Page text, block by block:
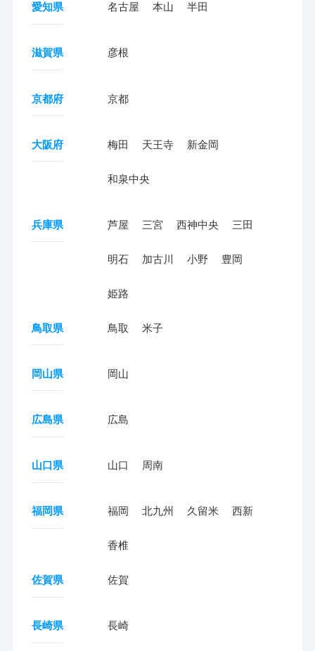
愛知県 名古屋 本山 半田
滋賀県 彦根
京都府 京都
大阪府 梅田 天王寺 新金岡
和泉中央
兵庫県 芦屋 三宮 西神中央 三田
明石 加古川 小野 豊岡
姫路
鳥取県 鳥取 米子
岡山県 岡山
広島県 広島
山口県 山口 周南
福岡県 福岡 北九州 久留米 西新
香椎
佐賀県 佐賀
長崎県 長崎